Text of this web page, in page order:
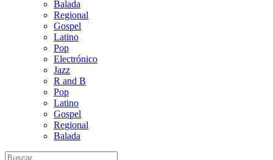
Balada
Regional
Gospel
Latino
Pop
Electrónico
Jazz
R and B
Pop
Latino
Gospel
Regional
Balada